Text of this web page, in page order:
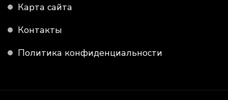
Карта сайта
Контакты
Политика конфиденциальности